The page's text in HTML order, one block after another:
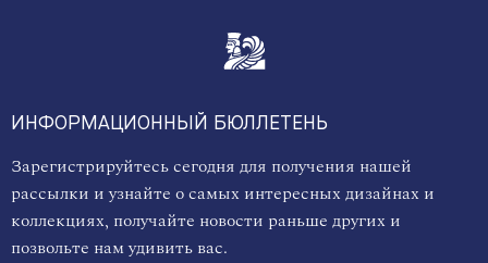
ИНФОРМАЦИОННЫЙ БЮЛЛЕТЕНЬ
Зарегистрируйтесь сегодня для получения нашей
рассылки и узнайте о самых интересных дизайнах и
коллекциях, получайте новости раньше других и
позвольте нам удивить вас.